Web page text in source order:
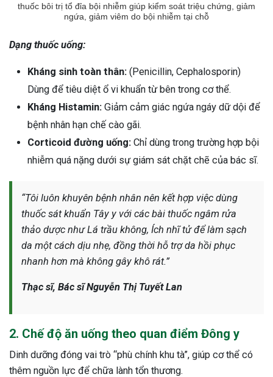
thuốc bôi trị tổ đỉa bội nhiễm giúp kiểm soát triệu chứng, giảm
ngứa, giảm viêm do bội nhiễm tại chỗ
Dạng thuốc uống:
Kháng sinh toàn thân: (Penicillin, Cephalosporin)
Dùng để tiêu diệt ổ vi khuẩn từ bên trong cơ thể.
Kháng Histamin: Giảm cảm giác ngứa ngáy dữ dội để
bệnh nhân hạn chế cào gãi.
Corticoid đường uống: Chỉ dùng trong trường hợp bội
nhiễm quá nặng dưới sự giám sát chặt chẽ của bác sĩ.
“Tôi luôn khuyên bệnh nhân nên kết hợp việc dùng
thuốc sát khuẩn Tây y với các bài thuốc ngâm rửa
thảo dược như Lá trầu không, Ích nhĩ tử để làm sạch
da một cách dịu nhẹ, đồng thời hỗ trợ da hồi phục
nhanh hơn mà không gây khô rát.”
Thạc sĩ, Bác sĩ Nguyễn Thị Tuyết Lan
2. Chế độ ăn uống theo quan điểm Đông y
Dinh dưỡng đóng vai trò “phù chính khu tà”, giúp cơ thể có
thêm nguồn lực để chữa lành tổn thương.